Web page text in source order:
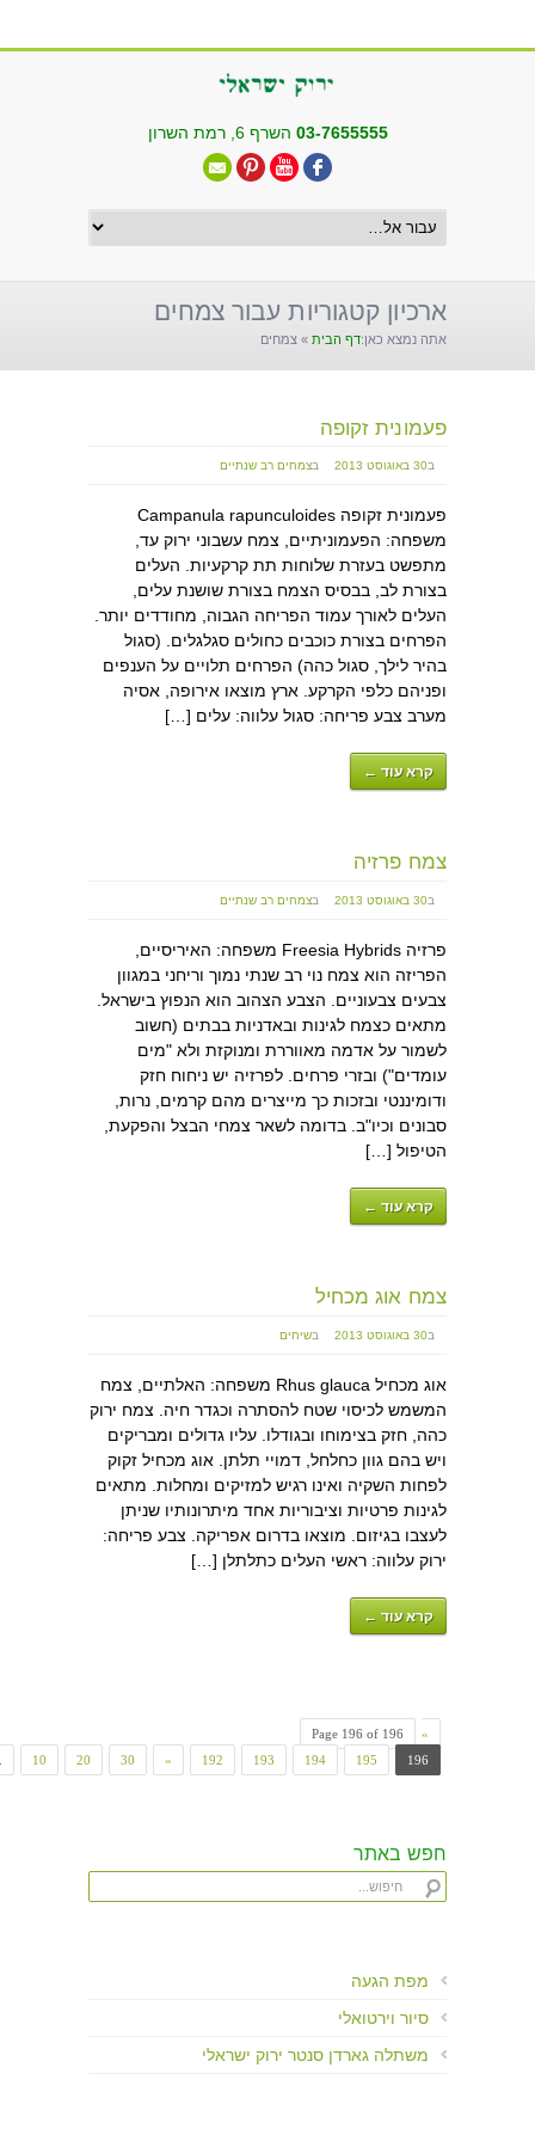
03-7655555 השרף 6, רמת השרון
ארכיון קטגוריות עבור צמחים
אתה נמצא כאן:דף הבית » צמחים
פעמונית זקופה
ב30 באוגוסט 2013 בצמחים רב שנתיים
פעמונית זקופה Campanula rapunculoides
משפחה: הפעמוניתיים, צמח עשבוני ירוק עד,
מתפשט בעזרת שלוחות תת קרקעיות. העלים
בצורת לב, בבסיס הצמח בצורת שושנת עלים,
העלים לאורך עמוד הפריחה הגבוה, מחודדים יותר.
הפרחים בצורת כוכבים כחולים סגלגלים. (סגול
בהיר לילך, סגול כהה) הפרחים תלויים על הענפים
ופניהם כלפי הקרקע. ארץ מוצאו אירופה, אסיה
מערב צבע פריחה: סגול עלווה: עלים […]
קרא עוד ←
צמח פרזיה
ב30 באוגוסט 2013 בצמחים רב שנתיים
פרזיה Freesia Hybrids משפחה: האיריסיים,
הפריזה הוא צמח נוי רב שנתי נמוך וריחני במגוון
צבעים צבעוניים. הצבע הצהוב הוא הנפוץ בישראל.
מתאים כצמח לגינות ובאדניות בבתים (חשוב
לשמור על אדמה מאווררת ומנוקזת ולא "מים
עומדים") ובזרי פרחים. לפרזיה יש ניחוח חזק
ודומיננטי ובזכות כך מייצרים מהם קרמים, נרות,
סבונים וכיו"ב. בדומה לשאר צמחי הבצל והפקעת,
הטיפול […]
קרא עוד ←
צמח אוג מכחיל
ב30 באוגוסט 2013 בשיחים
אוג מכחיל Rhus glauca משפחה: האלתיים, צמח
המשמש לכיסוי שטח להסתרה וכגדר חיה. צמח ירוק
כהה, חזק בצימוחו ובגודלו. עליו גדולים ומבריקים
ויש בהם גוון כחלחל, דמויי תלתן. אוג מכחיל זקוק
לפחות השקיה ואינו רגיש למזיקים ומחלות. מתאים
לגינות פרטיות וציבוריות אחד מיתרונותיו שניתן
לעצבו בגיזום. מוצאו בדרום אפריקה. צבע פריחה:
ירוק עלווה: ראשי העלים כתלתלן […]
קרא עוד ←
Page 196 of 196
«
10 20 30 « 192 193 194 195 196
חפש באתר
מפת הגעה
סיור וירטואלי
משתלה גארדן סנטר ירוק ישראלי